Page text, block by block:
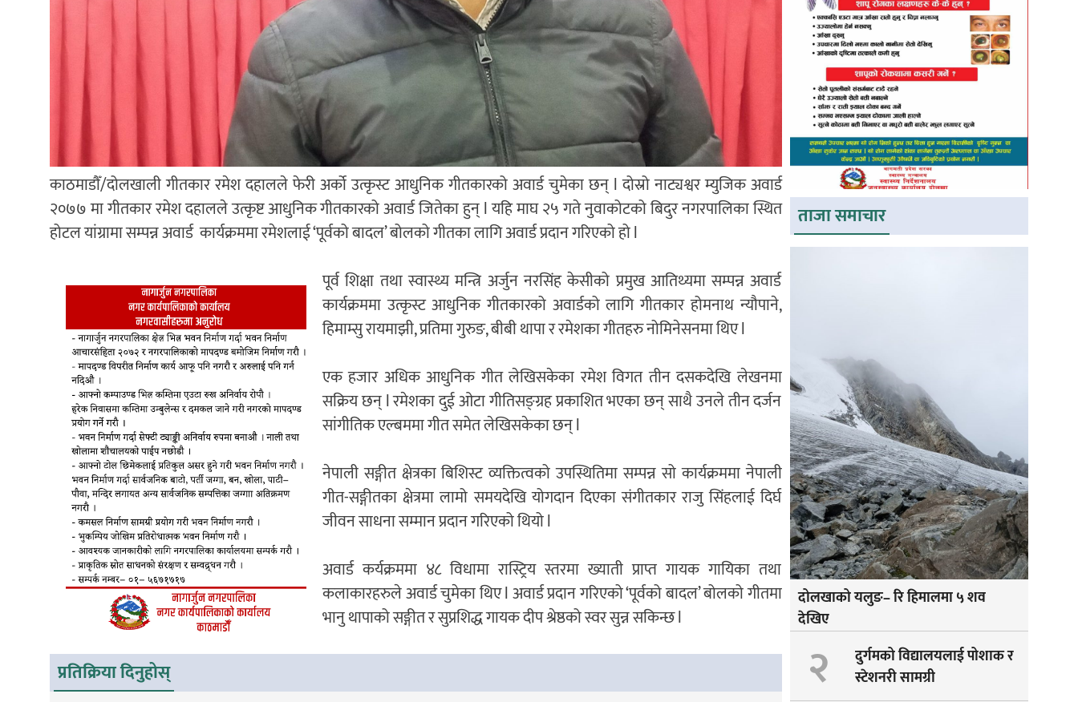
काठमाडाैँ/दोलखाली गीतकार रमेश दहालले फेरी अर्को उत्कृस्ट आधुनिक गीतकारको अवार्ड चुमेका छन् l दोस्रो नाट्यश्वर म्युजिक अवार्ड
२०७७ मा गीतकार रमेश दहालले उत्कृष्ट आधुनिक गीतकारको अवार्ड जितेका हुन् l यहि माघ २५ गते नुवाकोटको बिदुर नगरपालिका स्थित
होटल यांग्रामा सम्पन्न अवार्ड कार्यक्रममा रमेशलाई ‘पूर्वको बादल’ बोलको गीतका लागि अवार्ड प्रदान गरिएको हो l
पूर्व शिक्षा तथा स्वास्थ्य मन्त्रि अर्जुन नरसिंह केसीको प्रमुख आतिथ्यमा सम्पन्न अवार्ड
कार्यक्रममा उत्कृस्ट आधुनिक गीतकारको अवार्डको लागि गीतकार होमनाथ न्यौपाने,
हिमाम्सु रायमाझी, प्रतिमा गुरुङ, बीबी थापा र रमेशका गीतहरु नोमिनेसनमा थिए l
एक हजार अधिक आधुनिक गीत लेखिसकेका रमेश विगत तीन दसकदेखि लेखनमा
सक्रिय छन् l रमेशका दुई ओटा गीतिसङ्ग्रह प्रकाशित भएका छन् साथै उनले तीन दर्जन
सांगीतिक एल्बममा गीत समेत लेखिसकेका छन् l
नेपाली सङ्गीत क्षेत्रका बिशिस्ट व्यक्तित्वको उपस्थितिमा सम्पन्न सो कार्यक्रममा नेपाली
गीत-सङ्गीतका क्षेत्रमा लामो समयदेखि योगदान दिएका संगीतकार राजु सिंहलाई दिर्घ
जीवन साधना सम्मान प्रदान गरिएको थियो l
अवार्ड कर्यक्रममा ४८ विधामा रास्ट्रिय स्तरमा ख्याती प्राप्त गायक गायिका तथा
कलाकारहरुले अवार्ड चुमेका थिए l अवार्ड प्रदान गरिएको ‘पूर्वको बादल’ बोलको गीतमा
भानु थापाको सङ्गीत र सुप्रशिद्ध गायक दीप श्रेष्ठको स्वर सुन्न सकिन्छ l
प्रतिक्रिया दिनुहोस्
ताजा समाचार
दोलखाको यलुङ– रि हिमालमा ५ शव
देखिए
२
दुर्गमको विद्यालयलाई पोशाक र
स्टेशनरी सामग्री